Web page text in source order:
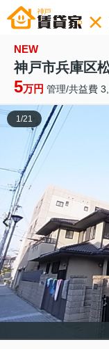
NEW
神戸市兵庫区
5万円 管理/共益費
1/21